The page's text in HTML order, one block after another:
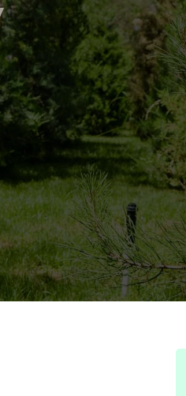
túpkilikli
jıl